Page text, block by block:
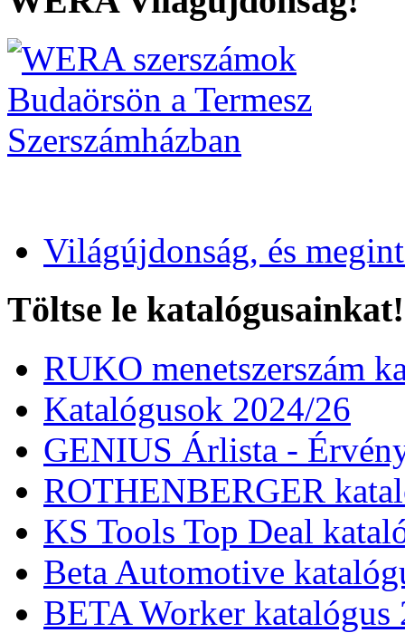
Világújdonság, és
Töltse le katalógusainkat!
RUKO menetszerszám
Katalógusok 2024/26
GENIUS Árlista -
ROTHENBERGER
KS Tools Top Deal
Beta Automotive
BETA Worker katalógus